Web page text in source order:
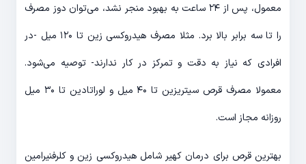
معمول، پس از ۲۴ ساعت به بهبود منجر نشد، می‌توان دوز مصرف
را تا سه برابر بالا برد. مثلا مصرف هیدروکسی زین تا ۱۲۰ میل -در
افرادی که نیاز به دقت و تمرکز در کار ندارند- توصیه می‌شود.
معمولا مصرف قرص سیتریزین تا ۴۰ میل و لوراتادین تا ۳۰ میل
روزانه مجاز است.
بهترین قرص برای درمان کهیر شامل هیدروکسی زین و کلرفنیرامین